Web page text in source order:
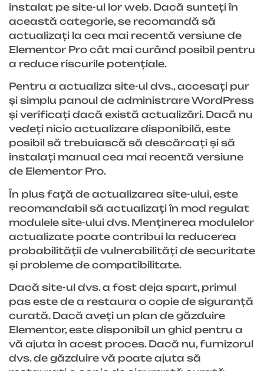
instalat pe site-ul lor web. Dacă sunteți în
această categorie, se recomandă să
actualizați la cea mai recentă versiune de
Elementor Pro cât mai curând posibil pentru
a reduce riscurile potențiale.
Pentru a actualiza site-ul dvs., accesați pur
și simplu panoul de administrare WordPress
și verificați dacă există actualizări. Dacă nu
vedeți nicio actualizare disponibilă, este
posibil să trebuiască să descărcați și să
instalați manual cea mai recentă versiune
de Elementor Pro.
În plus față de actualizarea site-ului, este
recomandabil să actualizați în mod regulat
modulele site-ului dvs. Menținerea modulelor
actualizate poate contribui la reducerea
probabilității de vulnerabilități de securitate
și probleme de compatibilitate.
Dacă site-ul dvs. a fost deja spart, primul
pas este de a restaura o copie de siguranță
curată. Dacă aveți un plan de găzduire
Elementor, este disponibil un ghid pentru a
vă ajuta în acest proces. Dacă nu, furnizorul
dvs. de găzduire vă poate ajuta să